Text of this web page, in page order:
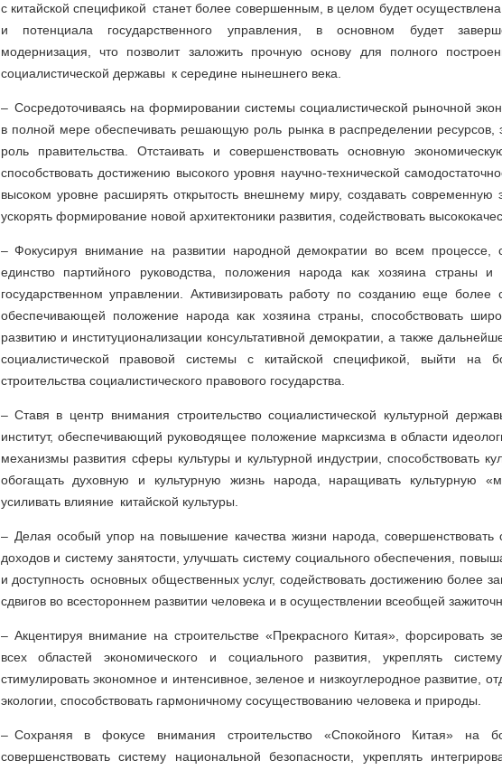
с китайской спецификой станет более совершенным, в целом будет
и потенциала государственного управления, в основном будет
модернизация, что позволит заложить прочную основу для полного
социалистической державы к середине нынешнего века.
– Сосредоточиваясь на формировании системы социалистической рыночной
в полной мере обеспечивать решающую роль рынка в распределении ресурсов,
роль правительства. Отстаивать и совершенствовать основную
способствовать достижению высокого уровня научно-технической
высоком уровне расширять открытость внешнему миру, создавать современную
ускорять формирование новой архитектоники развития, содействовать
– Фокусируя внимание на развитии народной демократии во всем процессе,
единство партийного руководства, положения народа как хозяина страны и
государственном управлении. Активизировать работу по созданию еще более
обеспечивающей положение народа как хозяина страны, способствовать
развитию и институционализации консультативной демократии, а также
социалистической правовой системы с китайской спецификой, выйти на
строительства социалистического правового государства.
– Ставя в центр внимания строительство социалистической культурной
институт, обеспечивающий руководящее положение марксизма в области
механизмы развития сферы культуры и культурной индустрии, способствовать
обогащать духовную и культурную жизнь народа, наращивать культурную
усиливать влияние китайской культуры.
– Делая особый упор на повышение качества жизни народа, совершенствовать
доходов и систему занятости, улучшать систему социального обеспечения,
и доступность основных общественных услуг, содействовать достижению более
сдвигов во всестороннем развитии человека и в осуществлении всеобщей
– Акцентируя внимание на строительстве «Прекрасного Китая», форсировать
всех областей экономического и социального развития, укреплять
стимулировать экономное и интенсивное, зеленое и низкоуглеродное развитие,
экологии, способствовать гармоничному сосуществованию человека и природы.
– Сохраняя в фокусе внимания строительство «Спокойного Китая» на
совершенствовать систему национальной безопасности, укреплять